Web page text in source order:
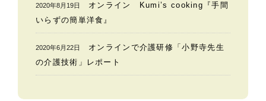
2020年8月19日
オンライン Kumi’s cooking『手間
いらずの簡単洋食』
2020年6月22日
オンラインで介護研修「小野寺先生
の介護技術」レポート